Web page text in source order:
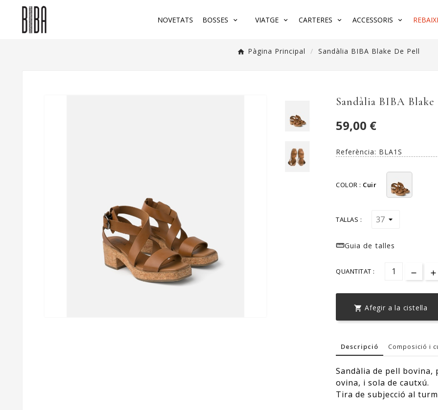
NOVETATS BOSSES VIATGE CARTERES ACCESSORIS
Pàgina Principal Sandàlia BIBA Blake De Pell
Sandàlia BIBA Blake
59,00 €
Referència: BLA1S
COLOR : Cuir
TALLAS :
Guia de talles
QUANTITAT :
 Afegir a la cistella
Descripció Composició i
Sandàlia de pell
ovina, i sola de cautxú.
Tira de subjecció al